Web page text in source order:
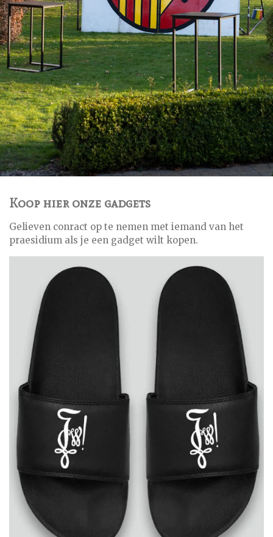
Koop hier onze gadgets
Gelieven conract op te nemen met iemand van het
praesidium als je een gadget wilt kopen.